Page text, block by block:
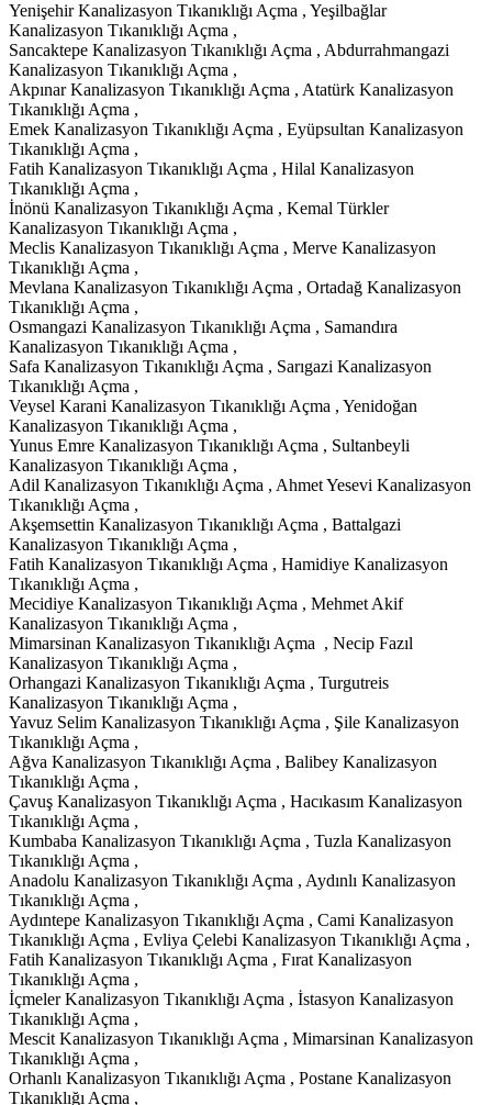
Yenişehir Kanalizasyon Tıkanıklığı Açma , Yeşilbağlar
Kanalizasyon Tıkanıklığı Açma ,
Sancaktepe Kanalizasyon Tıkanıklığı Açma , Abdurrahmangazi
Kanalizasyon Tıkanıklığı Açma ,
Akpınar Kanalizasyon Tıkanıklığı Açma , Atatürk Kanalizasyon
Tıkanıklığı Açma ,
Emek Kanalizasyon Tıkanıklığı Açma , Eyüpsultan Kanalizasyon
Tıkanıklığı Açma ,
Fatih Kanalizasyon Tıkanıklığı Açma , Hilal Kanalizasyon
Tıkanıklığı Açma ,
İnönü Kanalizasyon Tıkanıklığı Açma , Kemal Türkler
Kanalizasyon Tıkanıklığı Açma ,
Meclis Kanalizasyon Tıkanıklığı Açma , Merve Kanalizasyon
Tıkanıklığı Açma ,
Mevlana Kanalizasyon Tıkanıklığı Açma , Ortadağ Kanalizasyon
Tıkanıklığı Açma ,
Osmangazi Kanalizasyon Tıkanıklığı Açma , Samandıra
Kanalizasyon Tıkanıklığı Açma ,
Safa Kanalizasyon Tıkanıklığı Açma , Sarıgazi Kanalizasyon
Tıkanıklığı Açma ,
Veysel Karani Kanalizasyon Tıkanıklığı Açma , Yenidoğan
Kanalizasyon Tıkanıklığı Açma ,
Yunus Emre Kanalizasyon Tıkanıklığı Açma , Sultanbeyli
Kanalizasyon Tıkanıklığı Açma ,
Adil Kanalizasyon Tıkanıklığı Açma , Ahmet Yesevi Kanalizasyon
Tıkanıklığı Açma ,
Akşemsettin Kanalizasyon Tıkanıklığı Açma , Battalgazi
Kanalizasyon Tıkanıklığı Açma ,
Fatih Kanalizasyon Tıkanıklığı Açma , Hamidiye Kanalizasyon
Tıkanıklığı Açma ,
Mecidiye Kanalizasyon Tıkanıklığı Açma , Mehmet Akif
Kanalizasyon Tıkanıklığı Açma ,
Mimarsinan Kanalizasyon Tıkanıklığı Açma , Necip Fazıl
Kanalizasyon Tıkanıklığı Açma ,
Orhangazi Kanalizasyon Tıkanıklığı Açma , Turgutreis
Kanalizasyon Tıkanıklığı Açma ,
Yavuz Selim Kanalizasyon Tıkanıklığı Açma , Şile Kanalizasyon
Tıkanıklığı Açma ,
Ağva Kanalizasyon Tıkanıklığı Açma , Balibey Kanalizasyon
Tıkanıklığı Açma ,
Çavuş Kanalizasyon Tıkanıklığı Açma , Hacıkasım Kanalizasyon
Tıkanıklığı Açma ,
Kumbaba Kanalizasyon Tıkanıklığı Açma , Tuzla Kanalizasyon
Tıkanıklığı Açma ,
Anadolu Kanalizasyon Tıkanıklığı Açma , Aydınlı Kanalizasyon
Tıkanıklığı Açma ,
Aydıntepe Kanalizasyon Tıkanıklığı Açma , Cami Kanalizasyon
Tıkanıklığı Açma , Evliya Çelebi Kanalizasyon Tıkanıklığı Açma ,
Fatih Kanalizasyon Tıkanıklığı Açma , Fırat Kanalizasyon
Tıkanıklığı Açma ,
İçmeler Kanalizasyon Tıkanıklığı Açma , İstasyon Kanalizasyon
Tıkanıklığı Açma ,
Mescit Kanalizasyon Tıkanıklığı Açma , Mimarsinan Kanalizasyon
Tıkanıklığı Açma ,
Orhanlı Kanalizasyon Tıkanıklığı Açma , Postane Kanalizasyon
Tıkanıklığı Açma ,